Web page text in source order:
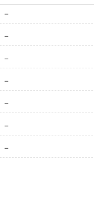
－
－
－
－
－
－
－